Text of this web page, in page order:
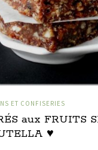
ET CONFISERIES
aux FRUITS
♥